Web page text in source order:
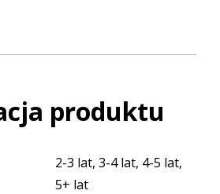
produktu
2-3 lat, 3-4 lat, 4-5 lat,
5+ lat